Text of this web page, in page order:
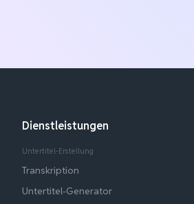
Dienstleistungen
Untertitel-Erstellung
Transkription
Untertitel-Generator